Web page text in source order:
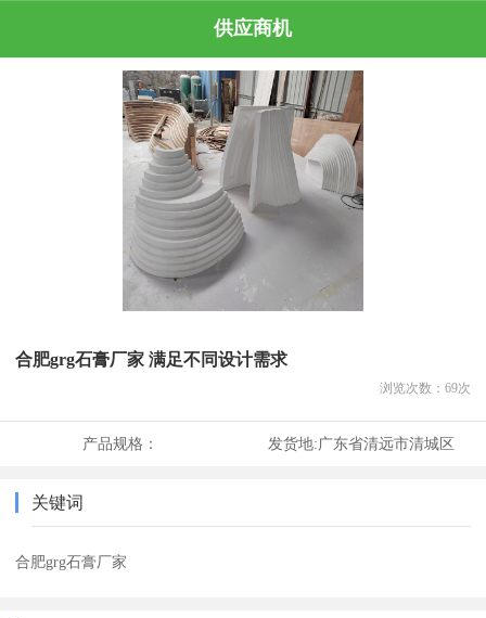
供应商机
合肥grg石膏厂家 满足不同设计需求
浏览次数： 69次
产品规格： 发货地:广东省清远市清城区
关键词
合肥grg石膏厂家